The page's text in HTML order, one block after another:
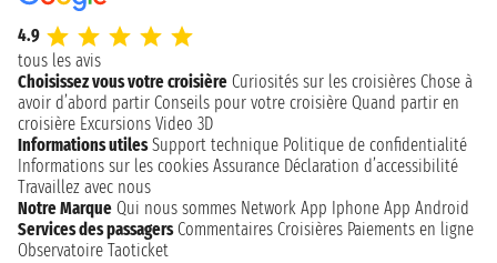
4.9
tous les avis
Choisissez vous votre croisière Curiosités sur les croisières Chose à
avoir d’abord partir Conseils pour votre croisière Quand partir en
croisière Excursions Video 3D
Informations utiles Support technique Politique de confidentialité
Informations sur les cookies Assurance Déclaration d’accessibilité
Travaillez avec nous
Notre Marque Qui nous sommes Network App Iphone App Android
Services des passagers Commentaires Croisières Paiements en ligne
Observatoire Taoticket